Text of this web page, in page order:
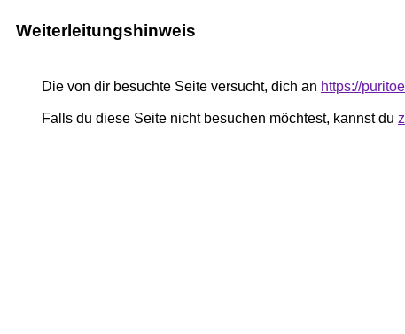
Weiterleitungshinweis
Die von dir besuchte Seite versucht, dich an https://
Falls du diese Seite nicht besuchen möchtest, kannst du